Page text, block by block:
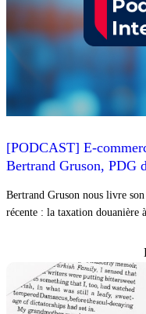
[PODCAST] E-
Bertrand Gruson, PDG
Bertrand Gruson nous livre
récente : la taxation douanière